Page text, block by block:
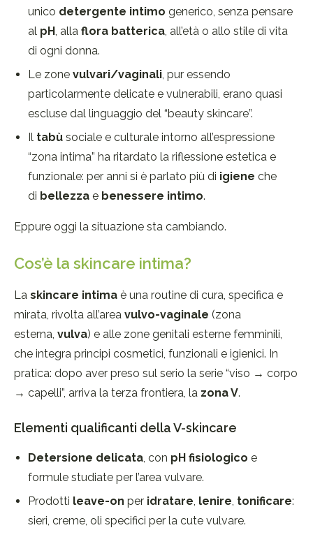
unico detergente intimo generico, senza pensare
al pH, alla flora batterica, all’età o allo stile di vita
di ogni donna.
Le zone vulvari/vaginali, pur essendo
particolarmente delicate e vulnerabili, erano quasi
escluse dal linguaggio del “beauty skincare”.
Il tabù sociale e culturale intorno all’espressione
“zona intima” ha ritardato la riflessione estetica e
funzionale: per anni si è parlato più di igiene che
di bellezza e benessere intimo.
Eppure oggi la situazione sta cambiando.
Cos’è la skincare intima?
La skincare intima è una routine di cura, specifica e
mirata, rivolta all’area vulvo-vaginale (zona
esterna, vulva) e alle zone genitali esterne femminili,
che integra principi cosmetici, funzionali e igienici. In
pratica: dopo aver preso sul serio la serie “viso → corpo
→ capelli”, arriva la terza frontiera, la zona V.
Elementi qualificanti della V-skincare
Detersione delicata, con pH fisiologico e
formule studiate per l’area vulvare.
Prodotti leave-on per idratare, lenire, tonificare:
sieri, creme, oli specifici per la cute vulvare.